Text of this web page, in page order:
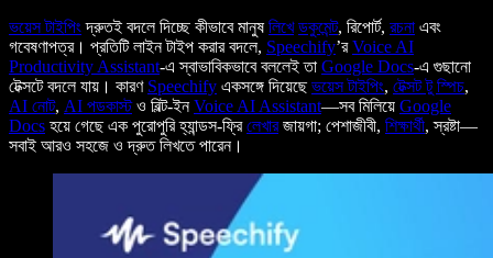
ভয়েস টাইপিংদ্রুতই বদলে দিচ্ছে কীভাবে মানুষলিখে ডকুমেন্ট, রিপোর্ট, রচনা এবং
গবেষণাপত্র। প্রতিটি লাইন টাইপ করার বদলে, Speechify’রVoice AI
Productivity Assistant-এ স্বাভাবিকভাবে বললেই তা Google Docs-এ গুছানো
টেক্সটে বদলে যায়। কারণ Speechify একসঙ্গে দিয়েছেভয়েস টাইপিং, টেক্সট টু স্পিচ,
AI নোট, AI পডকাস্টও বিল্ট-ইনVoice AI Assistant—সব মিলিয়ে Google
Docs হয়ে গেছে এক পুরোপুরি হ্যান্ডস-ফ্রিলেখারজায়গা; পেশাজীবী, শিক্ষার্থী, স্রষ্টা—
সবাই আরও সহজে ও দ্রুত লিখতে পারেন।